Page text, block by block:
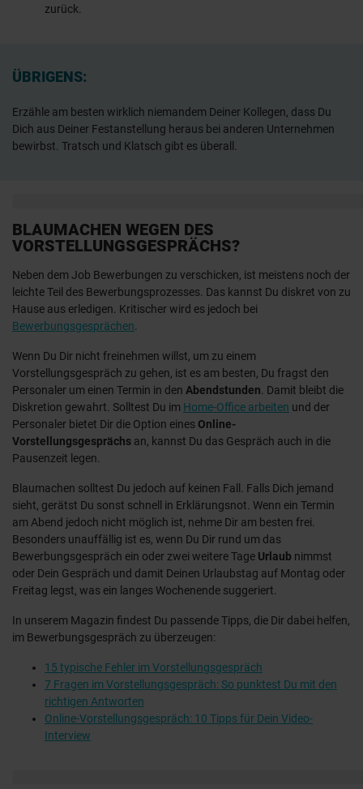
zurück.
ÜBRIGENS:
Erzähle am besten wirklich niemandem Deiner Kollegen, dass Du
Dich aus Deiner Festanstellung heraus bei anderen Unternehmen
bewirbst. Tratsch und Klatsch gibt es überall.
BLAUMACHEN WEGEN DES
VORSTELLUNGSGESPRÄCHS?
Neben dem Job Bewerbungen zu verschicken, ist meistens noch der
leichte Teil des Bewerbungsprozesses. Das kannst Du diskret von zu
Hause aus erledigen. Kritischer wird es jedoch bei
Bewerbungsgesprächen
Wenn Du Dir nicht freinehmen willst, um zu einem
Vorstellungsgespräch zu gehen, ist es am besten, Du fragst den
Personaler um einen Termin in den Abendstunden . Damit bleibt die
Diskretion gewahrt. Solltest Du im Home-Office arbeiten und der
Personaler bietet Dir die Option eines Online-
Vorstellungsgesprächs an, kannst Du das Gespräch auch in die
Pausenzeit legen.
Blaumachen solltest Du jedoch auf keinen Fall. Falls Dich jemand
sieht, gerätst Du sonst schnell in Erklärungsnot. Wenn ein Termin
am Abend jedoch nicht möglich ist, nehme Dir am besten frei.
Besonders unauffällig ist es, wenn Du Dir rund um das
Bewerbungsgespräch ein oder zwei weitere Tage Urlaub nimmst
oder Dein Gespräch und damit Deinen Urlaubstag auf Montag oder
Freitag legst, was ein langes Wochenende suggeriert.
In unserem Magazin findest Du passende Tipps, die Dir dabei helfen,
im Bewerbungsgespräch zu überzeugen:
15 typische Fehler im Vorstellungsgespräch
7 Fragen im Vorstellungsgespräch: So punktest Du mit den
richtigen Antworten
Online-Vorstellungsgespräch: 10 Tipps für Dein Video-
Interview